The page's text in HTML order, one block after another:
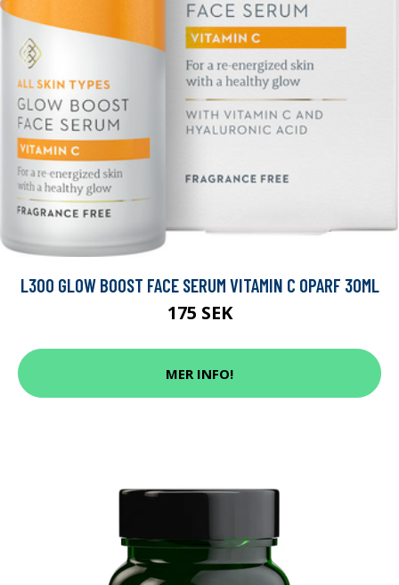
L300 GLOW BOOST FACE SERUM VITAMIN C OPARF 30ML
175 SEK
MER INFO!